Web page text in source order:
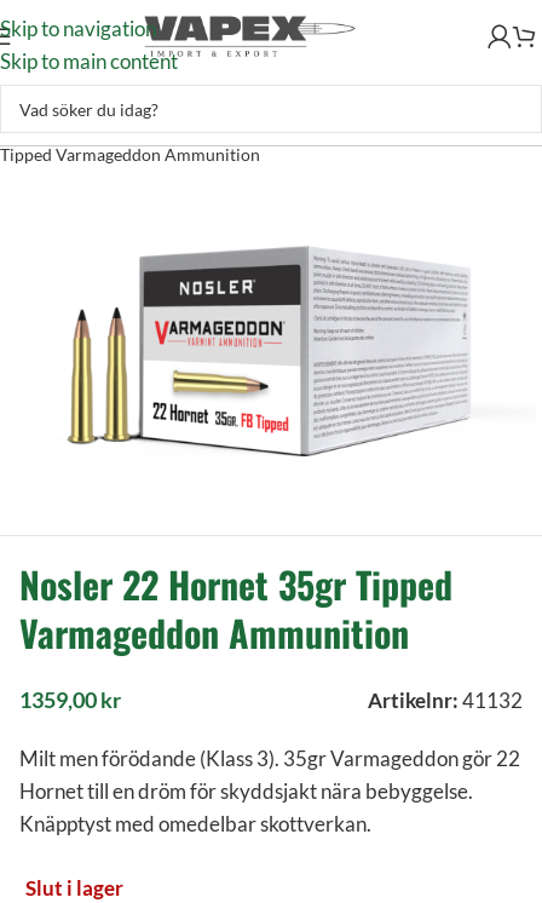
Skip to navigation
Skip to main content
Skytte–Ammunition–Kulammunition–Nosler 22 Hornet 35gr
Tipped Varmageddon Ammunition
Nosler 22 Hornet 35gr Tipped
Varmageddon Ammunition
1359,00kr Artikelnr:41132
Milt men förödande (Klass 3). 35gr Varmageddon gör 22
Hornet till en dröm för skyddsjakt nära bebyggelse.
Knäpptyst med omedelbar skottverkan.
Slut i lager